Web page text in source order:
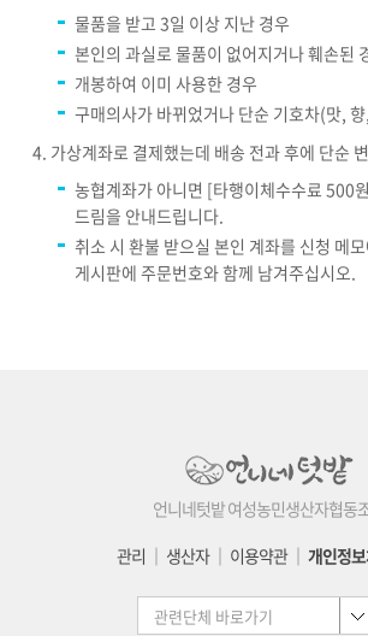
물품을 받고 3일 이상 지난 경우
본인의 과실로 물품이 없어지거나 훼손된
개봉하여 이미 사용한 경우
구매의사가 바뀌었거나 단순 기호차(맛,
가상계좌로 결제했는데 배송 전과 후에 단순
농협계좌가 아니면 [타행이체수수료 500
드림을 안내드립니다.
취소 시 환불 받으실 본인 계좌를 신청 메
게시판에 주문번호와 함께 남겨주십시오.
언니네텃밭 여성농민생산자협동
관리
생산자│ 이용약관│ 개인정